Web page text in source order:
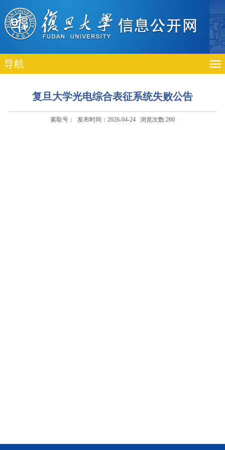
导航
复旦大学光电综合表征系统失败公告
索取号： 发布时间：2026-04-24 浏览次数:260